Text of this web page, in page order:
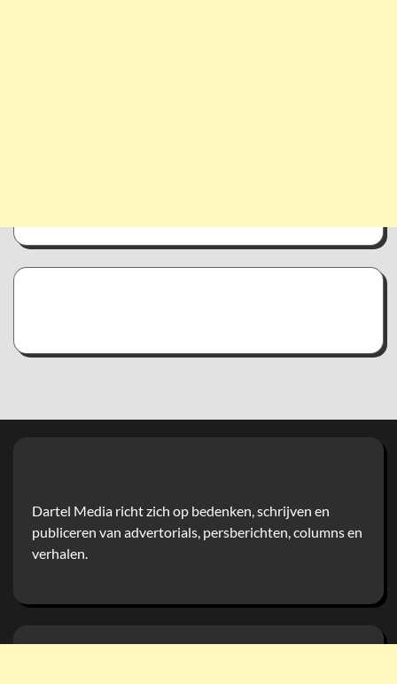
Dartel Media richt zich op bedenken, schrijven en
publiceren van advertorials, persberichten, columns en
verhalen.